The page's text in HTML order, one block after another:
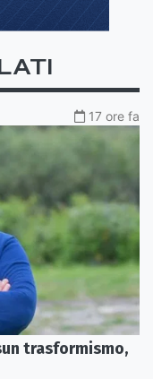
17 ore fa
trasformismo,